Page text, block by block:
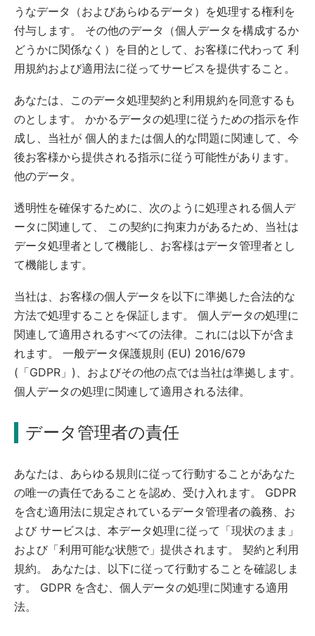
うなデータ（およびあらゆるデータ）を処理する権利を
付与します。 その他のデータ（個人データを構成するか
どうかに関係なく）を目的として、お客様に代わって 利
用規約および適用法に従ってサービスを提供すること。
あなたは、このデータ処理契約と利用規約を同意するも
のとします。 かかるデータの処理に従うための指示を作
成し、当社が 個人的または個人的な問題に関連して、今
後お客様から提供される指示に従う可能性があります。
他のデータ。
透明性を確保するために、次のように処理される個人デ
ータに関連して、 この契約に拘束力があるため、当社は
データ処理者として機能し、お客様はデータ管理者とし
て機能します。
当社は、お客様の個人データを以下に準拠した合法的な
方法で処理することを保証します。 個人データの処理に
関連して適用されるすべての法律。これには以下が含ま
れます。 一般データ保護規則 (EU) 2016/679
(「GDPR」)、およびその他の点では当社は準拠します。
個人データの処理に関連して適用される法律。
データ管理者の責任
あなたは、あらゆる規則に従って行動することがあなた
の唯一の責任であることを認め、受け入れます。 GDPR
を含む適用法に規定されているデータ管理者の義務、お
よび サービスは、本データ処理に従って「現状のまま」
および「利用可能な状態で」提供されます。 契約と利用
規約。 あなたは、以下に従って行動することを確認しま
す。 GDPR を含む、個人データの処理に関連する適用
法。